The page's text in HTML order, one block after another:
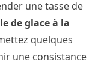
une tasse de
de glace à la
quelques
une consistance